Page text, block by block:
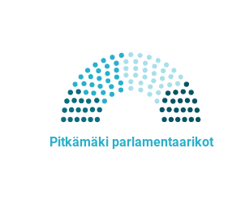
Pitkämäki parlamentaarikot